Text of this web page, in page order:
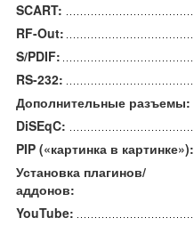
SCART:
RF-Out:
S/PDIF:
RS-232:
Дополнительные разъемы:
DiSEqC:
PIP («картинка в картинке»):
Установка плагинов/
аддонов:
YouTube: